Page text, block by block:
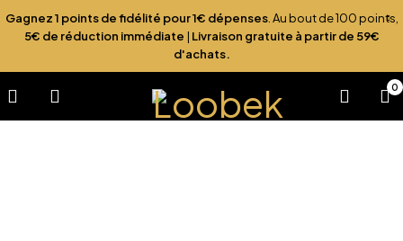
Gagnez 1 points de fidélité pour 1€ dépenses. Au bout de 100 points,
5€ de réduction immédiate | Livraison gratuite à partir de 59€
d'achats.
0